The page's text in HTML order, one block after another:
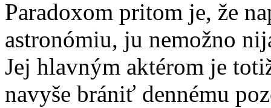
Paradoxom pritom je, že
astronómiu, ju nemožno
Jej hlavným aktérom je
navyše brániť dennému